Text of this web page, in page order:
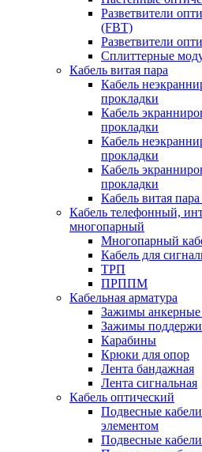
Разветвители
(FBT)
Разветвители
Сплиттерные
Кабель витая пара
Кабель
прокладки
Кабель
прокладки
Кабель
прокладки
Кабель
прокладки
Кабель витая
Кабель телефонный,
многопарный
Многопарный
Кабель для
ТРП
ПРППМ
Кабельная арматура
Зажимы
Зажимы
Карабины
Крюки для опор
Лента бандажная
Лента сигнальная
Кабель оптический
Подвесные
элементом
Подвесные